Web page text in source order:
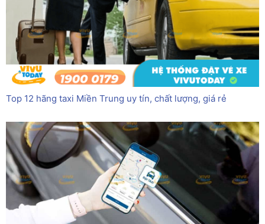
Top 12 hãng taxi Miền Trung uy tín, chất lượng, giá rẻ